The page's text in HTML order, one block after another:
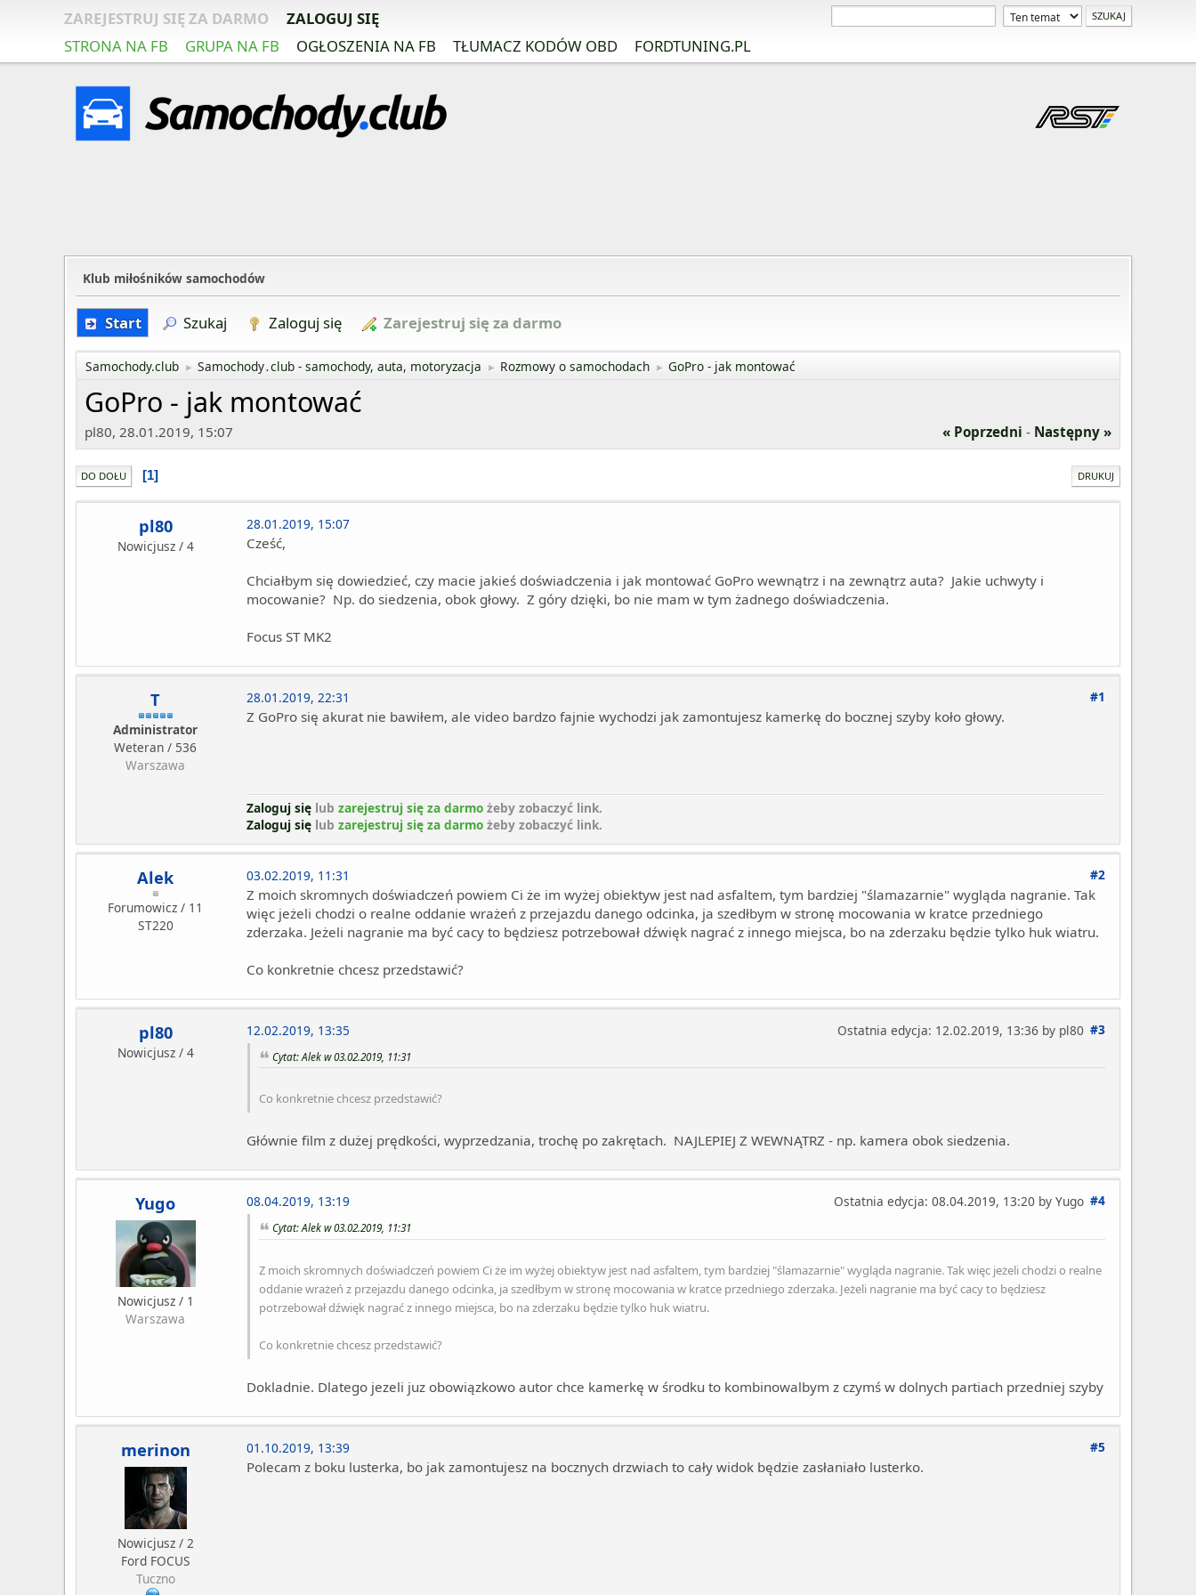
ZAREJESTRUJ SIĘ ZA DARMO
ZALOGUJ SIĘ
STRONA NA FB
GRUPA NA FB OGŁOSZENIA NA FB TŁUMACZ KODÓW OBD FORDTUNING.PL
Klub miłośników samochodów
Start Szukaj Zaloguj się Zarejestruj się za darmo
Samochody.club ► Samochody․club - samochody, auta, motoryzacja ► Rozmowy o samochodach ► GoPro - jak montować
GoPro - jak montować
pl80, 28.01.2019, 15:07 « Poprzedni - Następny »
DRUKUJ
DO DOŁU 1
pl80
Nowicjusz / 4
28.01.2019, 15:07
Cześć,
Chciałbym się dowiedzieć, czy macie jakieś doświadczenia i jak montować GoPro wewnątrz i na zewnątrz auta? Jakie uchwyty i
mocowanie? Np. do siedzenia, obok głowy. Z góry dzięki, bo nie mam w tym żadnego doświadczenia.
Focus ST MK2
T
Administrator
Weteran / 536
Warszawa
28.01.2019, 22:31 #1
Z GoPro się akurat nie bawiłem, ale video bardzo fajnie wychodzi jak zamontujesz kamerkę do bocznej szyby koło głowy.
Zaloguj się lub zarejestruj się za darmo żeby zobaczyć link.
Zaloguj się lub zarejestruj się za darmo żeby zobaczyć link.
Alek
Forumowicz / 11
ST220
03.02.2019, 11:31 #2
Z moich skromnych doświadczeń powiem Ci że im wyżej obiektyw jest nad asfaltem, tym bardziej "ślamazarnie" wygląda nagranie. Tak
więc jeżeli chodzi o realne oddanie wrażeń z przejazdu danego odcinka, ja szedłbym w stronę mocowania w kratce przedniego
zderzaka. Jeżeli nagranie ma być cacy to będziesz potrzebował dźwięk nagrać z innego miejsca, bo na zderzaku będzie tylko huk wiatru.
Co konkretnie chcesz przedstawić?
pl80
Nowicjusz / 4
12.02.2019, 13:35 #3
Ostatnia edycja: 12.02.2019, 13:36 by pl80
Cytat: Alek w 03.02.2019, 11:31
Co konkretnie chcesz przedstawić?
Głównie film z dużej prędkości, wyprzedzania, trochę po zakrętach. NAJLEPIEJ Z WEWNĄTRZ - np. kamera obok siedzenia.
Yugo
Nowicjusz / 1
Warszawa
08.04.2019, 13:19 #4
Ostatnia edycja: 08.04.2019, 13:20 by Yugo
Cytat: Alek w 03.02.2019, 11:31
Z moich skromnych doświadczeń powiem Ci że im wyżej obiektyw jest nad asfaltem, tym bardziej "ślamazarnie" wygląda nagranie. Tak więc jeżeli chodzi o realne
oddanie wrażeń z przejazdu danego odcinka, ja szedłbym w stronę mocowania w kratce przedniego zderzaka. Jeżeli nagranie ma być cacy to będziesz
potrzebował dźwięk nagrać z innego miejsca, bo na zderzaku będzie tylko huk wiatru.
Co konkretnie chcesz przedstawić?
Dokladnie. Dlatego jezeli juz obowiązkowo autor chce kamerkę w środku to kombinowalbym z czymś w dolnych partiach przedniej szyby
merinon
Nowicjusz / 2
Ford FOCUS
Tuczno
01.10.2019, 13:39 #5
Polecam z boku lusterka, bo jak zamontujesz na bocznych drzwiach to cały widok będzie zasłaniało lusterko.